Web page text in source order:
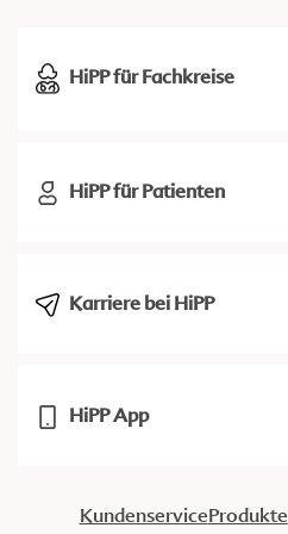
HiPP für Fachkreise
HiPP für Patienten
Karriere bei HiPP
HiPP App
KundenserviceProdukte